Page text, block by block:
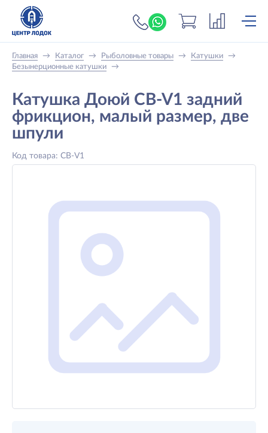
+7 (919) 698-56-
Главная → Каталог → Рыболовные товары → Катушки
→
Безынерционные катушки
→
Катушка Доюй CB-V1 задний
фрикцион, малый размер, две
шпули
Код товара: CB-V1